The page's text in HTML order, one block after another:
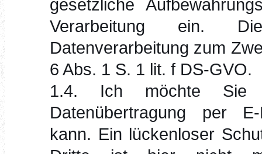
gesetzliche
Verarbeitung ein.
Datenverarbeitung zum
6 Abs. 1 S. 1 lit. f DS-GVO.
1.4. Ich möchte Sie
Datenübertragung per
kann. Ein lückenloser